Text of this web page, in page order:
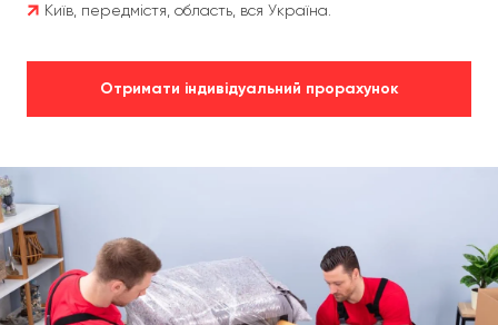
Київ, передмістя, область, вся Україна.
Отримати індивідуальний прорахунок